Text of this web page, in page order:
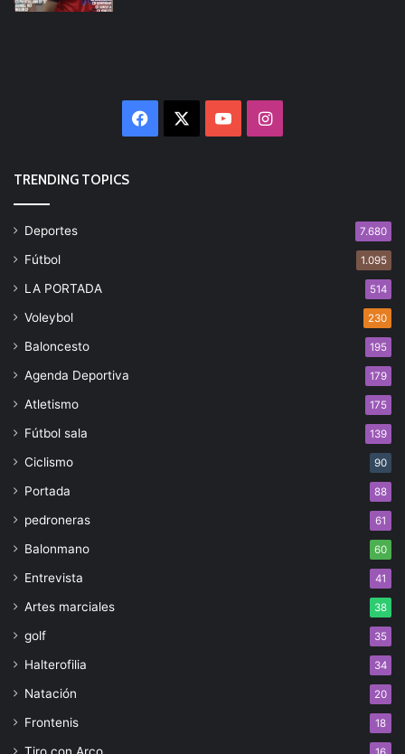
Facebook YouTubeInstagram
TRENDING TOPICS
Deportes 7.680
Fútbol 1.095
LA PORTADA 514
Voleybol 230
Baloncesto 195
Agenda Deportiva 179
Atletismo 175
Fútbol sala 139
Ciclismo 90
Portada 88
pedroneras 61
Balonmano 60
Entrevista 41
Artes marciales 38
golf 35
Halterofilia 34
Natación 20
Frontenis 18